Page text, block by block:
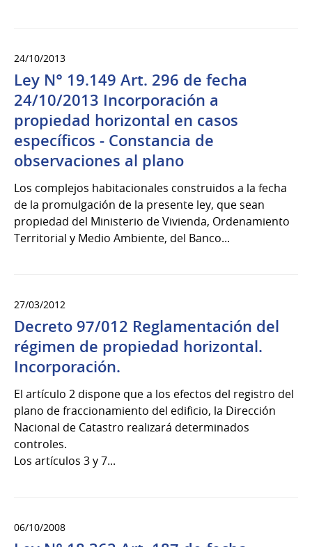
24/10/2013
Ley N° 19.149 Art. 296 de fecha
24/10/2013 Incorporación a
propiedad horizontal en casos
específicos - Constancia de
observaciones al plano
Los complejos habitacionales construidos a la fecha
de la promulgación de la presente ley, que sean
propiedad del Ministerio de Vivienda, Ordenamiento
Territorial y Medio Ambiente, del Banco...
27/03/2012
Decreto 97/012 Reglamentación del
régimen de propiedad horizontal.
Incorporación.
El artículo 2 dispone que a los efectos del registro del
plano de fraccionamiento del edificio, la Dirección
Nacional de Catastro realizará determinados
controles.
Los artículos 3 y 7...
06/10/2008